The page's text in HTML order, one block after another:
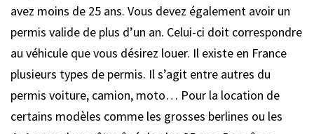
avez moins de 25 ans. Vous devez également avoir un
permis valide de plus d’un an. Celui-ci doit correspondre
au véhicule que vous désirez louer. Il existe en France
plusieurs types de permis. Il s’agit entre autres du
permis voiture, camion, moto… Pour la location de
certains modèles comme les grosses berlines ou les